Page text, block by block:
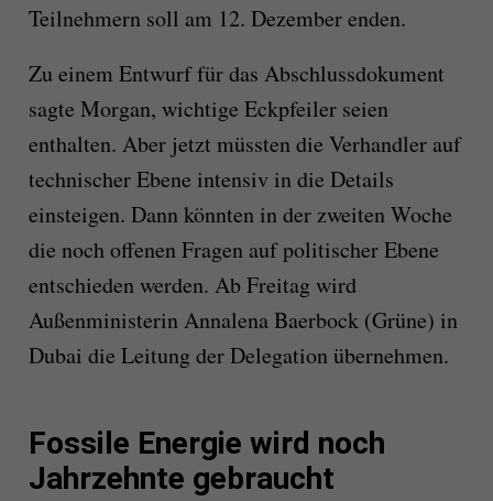
Teilnehmern soll am 12. Dezember enden.
Zu einem Entwurf für das Abschlussdokument
sagte Morgan, wichtige Eckpfeiler seien
enthalten. Aber jetzt müssten die Verhandler auf
technischer Ebene intensiv in die Details
einsteigen. Dann könnten in der zweiten Woche
die noch offenen Fragen auf politischer Ebene
entschieden werden. Ab Freitag wird
Außenministerin Annalena Baerbock (Grüne) in
Dubai die Leitung der Delegation übernehmen.
Fossile Energie wird noch
Jahrzehnte gebraucht